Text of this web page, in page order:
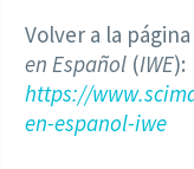
Volver a la
en Español (IWE):
https://
en-espanol-iwe